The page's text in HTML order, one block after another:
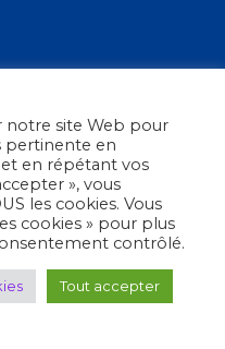
notre site Web pour
pertinente en
en répétant vos
», vous
les cookies. Vous
cookies » pour plus
contrôlé.
Tout accepter